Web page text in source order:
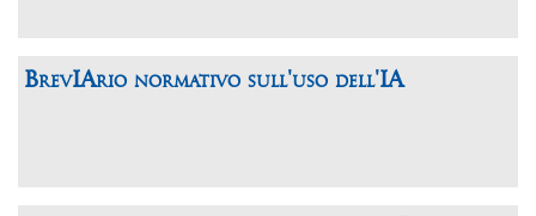
BrevIArio normativo sull'uso dell'IA